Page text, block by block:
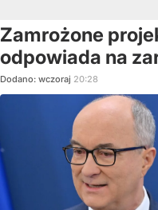
Zamrożone
odpowiada na
Dodano: wczoraj 20:28